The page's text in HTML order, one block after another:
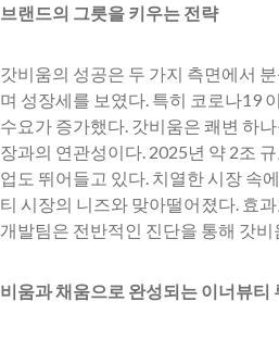
브랜드의 그릇을 키우는 전략
갓비움의 성공은 두 가지 측면에서
며 성장세를 보였다. 특히 코로나19
수요가 증가했다. 갓비움은 쾌변 하
장과의 연관성이다. 2025년 약 2조
업도 뛰어들고 있다. 치열한 시장 속
티 시장의 니즈와 맞아떨어졌다. 효
개발팀은 전반적인 진단을 통해 갓
비움과 채움으로 완성되는 이너뷰티